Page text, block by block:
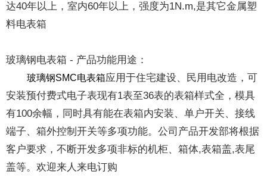
达40年以上，室内60年以上，强度为1N.m,是其它金属塑
料电表箱
玻璃钢电表箱 - 产品功能用途：
玻璃钢SMC电表箱应用于住宅建设、民用电改造，可
安装预付费式电子表现有1表至36表的表箱样式全，模具
有100余幅，同时具有能在表箱内安装、单户开关、接线
端子、箱外控制开关等多项功能。公司产品开发部将根据
客户要求，不断开发多项非标的机柜、箱体,表箱盖,表尾
盖等。欢迎来人来电订购